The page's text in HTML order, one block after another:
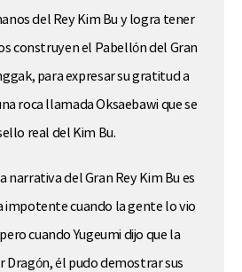
del Rey Kim Bu y logra tener
construyen el Pabellón del Gran
para expresar su gratitud a
roca llamada Oksaebawi que se
real del Kim Bu.
narrativa del Gran Rey Kim Bu es
impotente cuando la gente lo vio
cuando Yugeumi dijo que la
Dragón, él pudo demostrar sus